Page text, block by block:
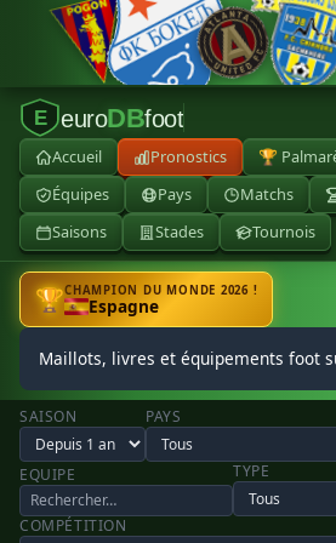
E euroDBfoot
Accueil Pronostics 🏆
Équipes
Pays Matchs
Saisons
Stades Tournois
🏆CHAMPION DU MONDE 2026 !
Espagne
Maillots, livres et équipements foot
SAISON PAYS
EQUIPE TYPE
COMPÉTITION